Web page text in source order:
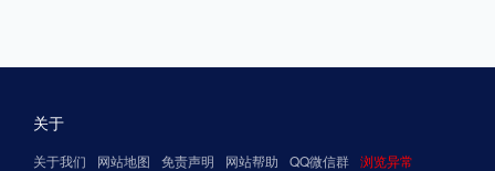
关于
关于我们 网站地图 免责声明 网站帮助 QQ微信群 浏览异常